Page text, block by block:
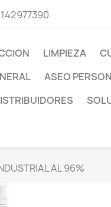
LIMPIEZA
ASEO
AL 96%